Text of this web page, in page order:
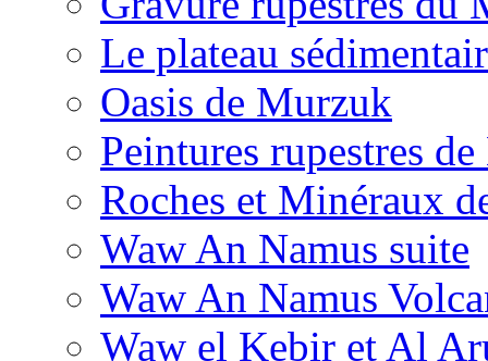
Le plateau
Oasis de Murzuk
Peintures rupestres de
Roches et Minéraux
Waw An Namus suite
Waw An Namus
Waw el Kebir et Al